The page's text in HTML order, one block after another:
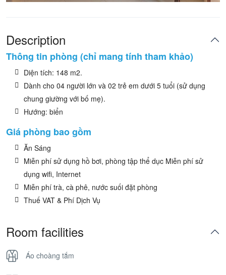
Description
Thông tin phòng (chỉ mang tính tham khảo)
Diện tích: 148 m2.
Dành cho 04 người lớn và 02 trẻ em dưới 5 tuổi (sử dụng
chung giường với bố mẹ).
Hướng: biển
Giá phòng bao gồm
Ăn Sáng
Miễn phí sử dụng hồ bơi, phòng tập thể dục Miễn phí sử
dụng wifi, Internet
Miễn phí trà, cà phê, nước suối đặt phòng
Thuế VAT & Phí Dịch Vụ
Room facilities
Áo choàng tắm